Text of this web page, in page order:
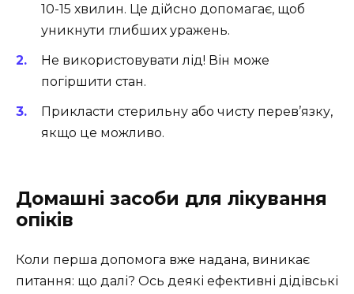
10-15 хвилин. Це дійсно допомагає, щоб
уникнути глибших уражень.
Не використовувати лід! Він може
погіршити стан.
Прикласти стерильну або чисту перев’язку,
якщо це можливо.
Домашні засоби для лікування
опіків
Коли перша допомога вже надана, виникає
питання: що далі? Ось деякі ефективні дідівські